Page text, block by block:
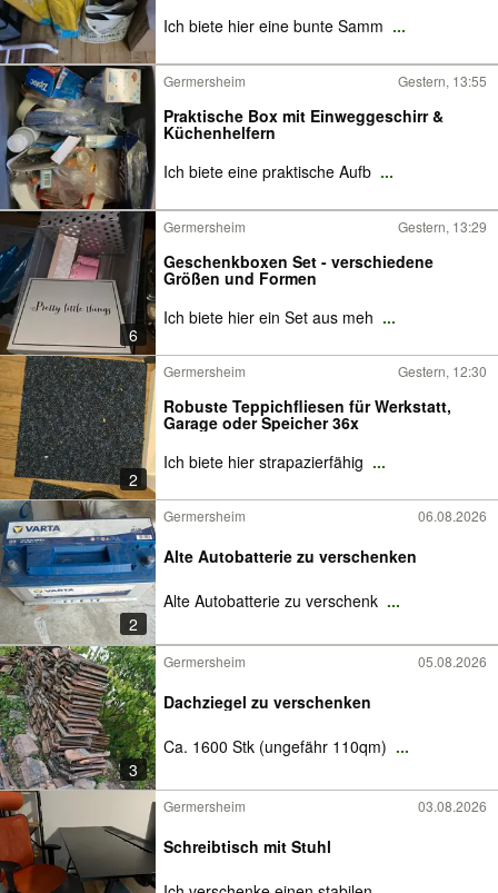
Ich biete hier eine bunte Samm ...
Germersheim Gestern, 13:55
Praktische Box mit Einweggeschirr &
Küchenhelfern
Ich biete eine praktische Aufb ...
6
Germersheim Gestern, 13:29
Geschenkboxen Set - verschiedene
Größen und Formen
Ich biete hier ein Set aus meh ...
2
Germersheim Gestern, 12:30
Robuste Teppichfliesen für Werkstatt,
Garage oder Speicher 36x
Ich biete hier strapazierfähig ...
2
Germersheim 06.08.2026
Alte Autobatterie zu verschenken
Alte Autobatterie zu verschenk ...
3
Germersheim 05.08.2026
Dachziegel zu verschenken
Ca. 1600 Stk (ungefähr 110qm) ...
Germersheim 03.08.2026
Schreibtisch mit Stuhl